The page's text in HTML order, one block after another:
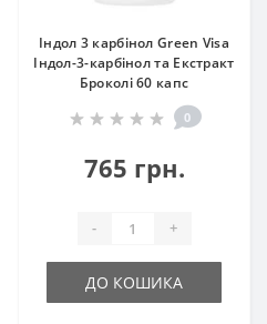
Індол 3 карбінол Green Visa
Індол-3-карбінол та Екстракт
Броколі 60 капс
0
765 грн.
- +
ДО КОШИКА